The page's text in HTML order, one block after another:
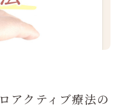
アクティブ療法の